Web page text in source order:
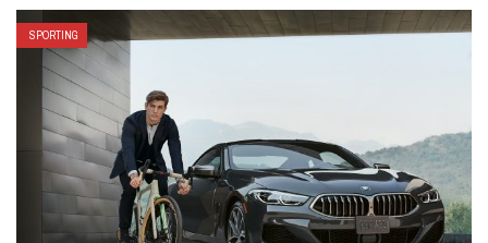
SPORTING